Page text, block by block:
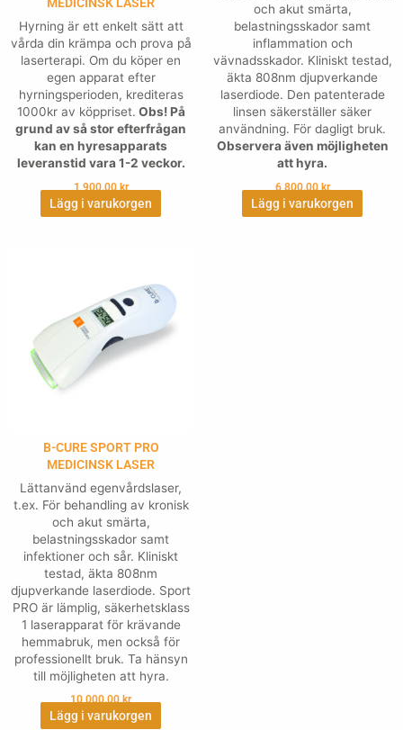
Hyrning är ett enkelt sätt att
vårda din krämpa och prova på
laserterapi. Om du köper en
egen apparat efter
hyrningsperioden, krediteras
1000kr av köppriset. Obs! På
grund av så stor efterfrågan
kan en hyresapparats
leveranstid vara 1-2 veckor.
1,900.00kr
Lägg i varukorgen
och akut smärta,
belastningsskador samt
inflammation och
vävnadsskador. Kliniskt testad,
äkta 808nm djupverkande
laserdiode. Den patenterade
linsen säkerställer säker
användning. För dagligt bruk.
Observera även möjligheten
att hyra.
6,800.00kr
Lägg i varukorgen
B-CURE SPORT PRO
MEDICINSK LASER
Lättanvänd egenvårdslaser,
t.ex. För behandling av kronisk
och akut smärta,
belastningsskador samt
infektioner och sår. Kliniskt
testad, äkta 808nm
djupverkande laserdiode. Sport
PRO är lämplig, säkerhetsklass
1 laserapparat för krävande
hemmabruk, men också för
professionellt bruk. Ta hänsyn
till möjligheten att hyra.
10,000.00kr
Lägg i varukorgen